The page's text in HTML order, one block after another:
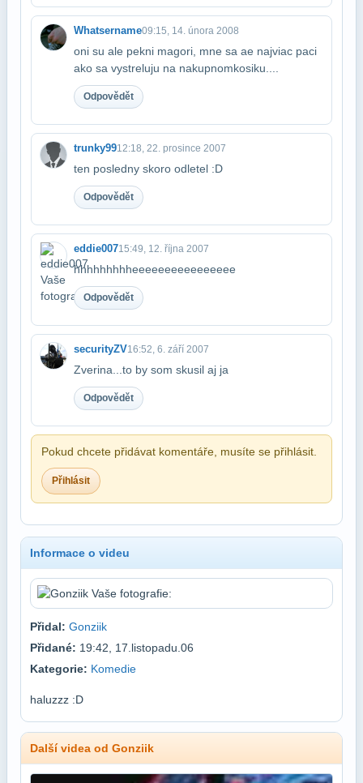
Whatsername09:15, 14. února 2008
oni su ale pekni magori, mne sa ae najviac paci
ako sa vystreluju na nakupnom​kosiku....
Odpovědět
trunky9912:18, 22. prosince 2007
ten posledny skoro odletel :D
Odpovědět
eddie00715:49, 12. října 2007
hhhhhhhhheeeeeeeeeeeeeeee
Odpovědět
securityZV16:52, 6. září 2007
Zverina...to by som skusil aj ja
Odpovědět
Pokud chcete přidávat komentáře, musíte se přihlásit.
Přihlásit
Informace o videu
Přidal: Gonziik
Přidané: 19:42, 17.listopadu.06
Kategorie: Komedie
haluzzz :D
Další videa od Gonziik